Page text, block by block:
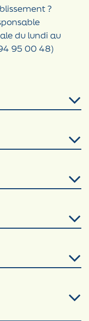
?
du lundi au
95 00 48)